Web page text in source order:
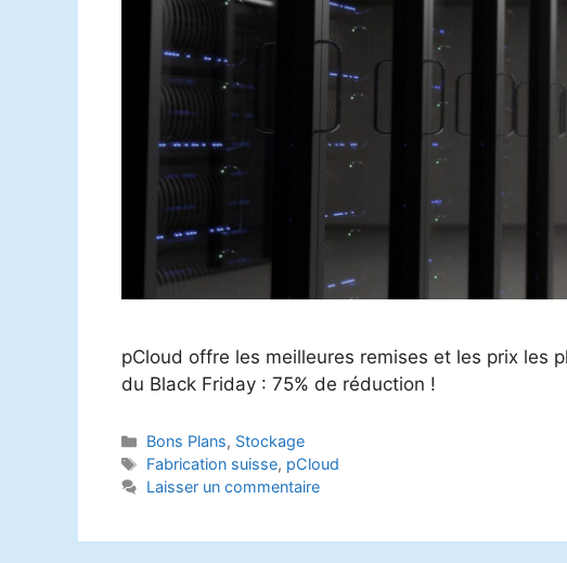
pCloud offre les meilleures remises et les prix les
du Black Friday : 75% de réduction !
Catégories
Bons Plans, Stockage
Étiquettes
Fabrication suisse, pCloud
Laisser un commentaire